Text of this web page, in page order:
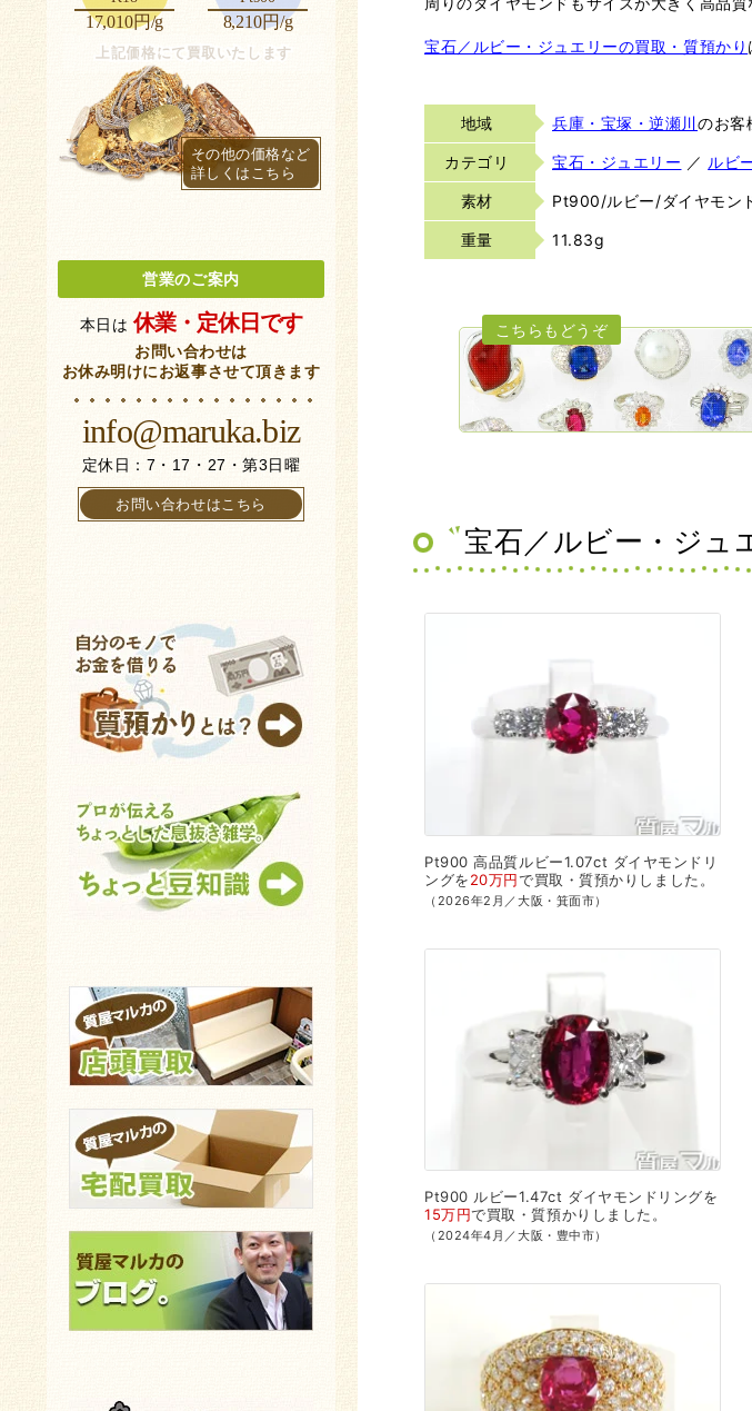
宝石／ルビー・ジュエリーの買取・質預かり
地域 兵庫・宝塚・逆瀬川のお客
カテゴリ 宝石・ジュエリー ／ ルビ
素材 Pt900/ルビー/ダイヤモン
重量 11.83g
宝石／ルビー・ジュ
Pt900 高品質ルビー1.07ct ダイヤモンドリ
ングを20万円で買取・質預かり しました。
（2026年2月／大阪・箕面市）
Pt900 ルビー1.47ct ダイヤモンドリングを
15万円で買取・質預かり しました。
（2024年4月／大阪・豊中市）
17,010円/g 8,210円/g
上記価格にて買取いたします
その他の価格など
詳しくはこちら
営業のご案内
本日は 休業・定休日です
お問い合わせは
お休み明けにお返事させて頂きます
info@maruka.biz
定休日：7・17・27・第3日曜
お問い合わせはこちら